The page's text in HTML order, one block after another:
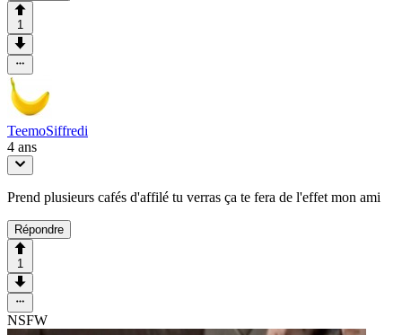
1
TeemoSiffredi
4 ans
Prend plusieurs cafés d'affilé tu verras ça te fera de l'effet mon ami
Répondre
1
NSFW